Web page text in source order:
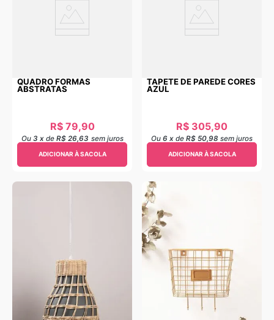
QUADRO FORMAS
ABSTRATAS
R$ 79,90
Ou 3 xde R$ 26,63 sem juros
ADICIONAR À SACOLA
TAPETE DE PAREDE CORES
AZUL
R$ 305,90
Ou 6 x de R$ 50,98 sem juros
ADICIONAR À SACOLA